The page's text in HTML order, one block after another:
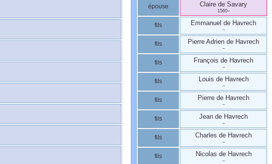
épouse Claire de Savary
1560–
fils Emmanuel de Havrech
–
fils Pierre Adrien de Havrech
–
fils François de Havrech
–
fils Louis de Havrech
–
fils Pierre de Havrech
–
fils Jean de Havrech
–
fils Charles de Havrech
–
fils Nicolas de Havrech
–